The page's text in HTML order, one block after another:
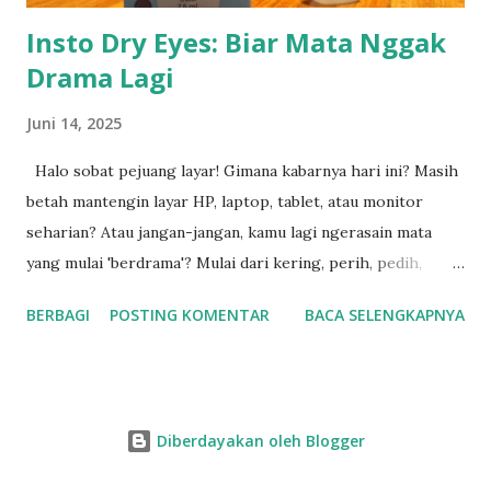
unit baru ●...
Insto Dry Eyes: Biar Mata Nggak
Drama Lagi
Juni 14, 2025
Halo sobat pejuang layar! Gimana kabarnya hari ini? Masih
betah mantengin layar HP, laptop, tablet, atau monitor
seharian? Atau jangan-jangan, kamu lagi ngerasain mata
yang mulai 'berdrama'? Mulai dari kering, perih, pedih,
ngeselin banget ya! Kalau kamu lagi ngalamin itu, selamat
kenapa kerjaan jadi molor (padahal mah sambil nyari alasan
BERBAGI POSTING KOMENTAR BACA SELENGKAPNYA
Diberdayakan oleh Blogger